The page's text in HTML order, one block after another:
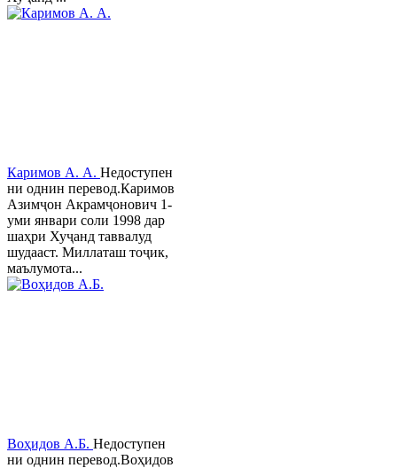
Каримов А. А. Недоступен
ни однин перевод.Каримов
Азимҷон Акрамҷонович 1-
уми январи соли 1998 дар
шаҳри Хуҷанд таввалуд
шудааст. Миллаташ тоҷик,
маълумота...
Воҳидов А.Б. Недоступен
ни однин перевод.Воҳидов